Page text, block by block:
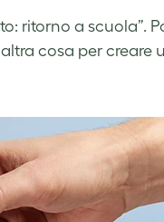
ritorno a scuola”.
cosa per creare